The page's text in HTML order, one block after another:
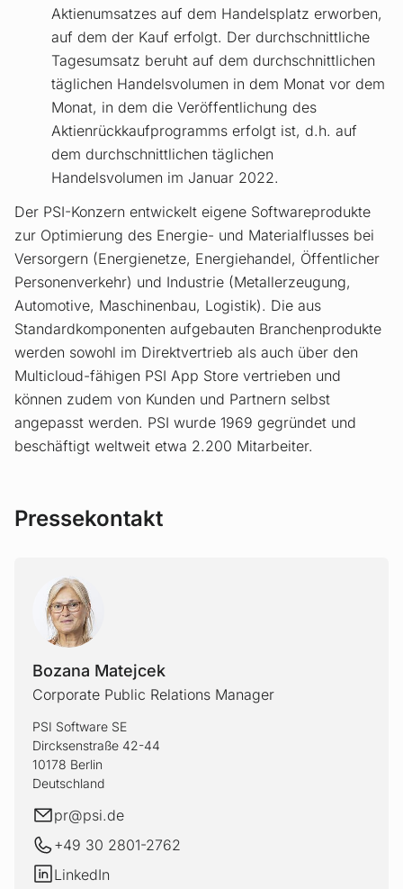
Aktienumsatzes auf dem Handelsplatz erworben,
auf dem der Kauf erfolgt. Der durchschnittliche
Tagesumsatz beruht auf dem durchschnittlichen
täglichen Handelsvolumen in dem Monat vor dem
Monat, in dem die Veröffentlichung des
Aktienrückkaufprogramms erfolgt ist, d.h. auf
dem durchschnittlichen täglichen
Handelsvolumen im Januar 2022.
Der PSI-Konzern entwickelt eigene Softwareprodukte
zur Optimierung des Energie- und Materialflusses bei
Versorgern (Energienetze, Energiehandel, Öffentlicher
Personenverkehr) und Industrie (Metallerzeugung,
Automotive, Maschinenbau, Logistik). Die aus
Standardkomponenten aufgebauten Branchenprodukte
werden sowohl im Direktvertrieb als auch über den
Multicloud-fähigen PSI App Store vertrieben und
können zudem von Kunden und Partnern selbst
angepasst werden. PSI wurde 1969 gegründet und
beschäftigt weltweit etwa 2.200 Mitarbeiter.
Pressekontakt
BOZAN
Bozana Matejcek
Corporate Public Relations Manager
PSI Software SE
Dircksenstraße 42-44
10178 Berlin
Deutschland
E-Mail
pr@psi.de
+49 30 2801-2762
LinkedIn
LinkedIn